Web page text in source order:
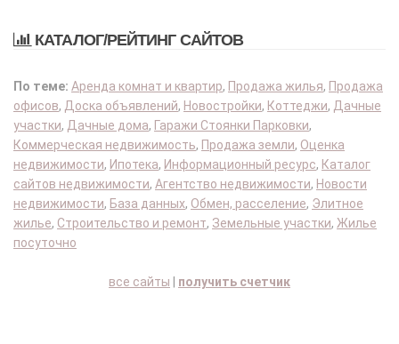
КАТАЛОГ/РЕЙТИНГ САЙТОВ
По теме: Аренда комнат и квартир, Продажа жилья, Продажа
офисов, Доска объявлений, Новостройки, Коттеджи, Дачные
участки, Дачные дома, Гаражи Стоянки Парковки,
Коммерческая недвижимость, Продажа земли, Оценка
недвижимости, Ипотека, Информационный ресурс, Каталог
сайтов недвижимости, Агентство недвижимости, Новости
недвижимости, База данных, Обмен, расселение, Элитное
жилье, Строительство и ремонт, Земельные участки, Жилье
посуточно
все сайты получить счетчик